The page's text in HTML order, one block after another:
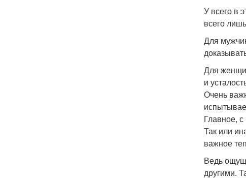
У всего в
всего
Для
Для
и
Очень
Главное,
Так или
важное
Ведь
другими.